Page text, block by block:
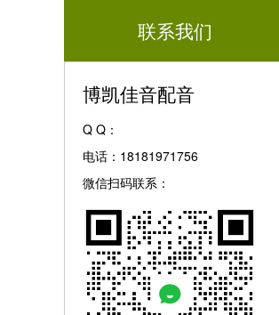
联系我们
博凯佳音配音
Q Q：
电话：18181971756
微信扫码联系：